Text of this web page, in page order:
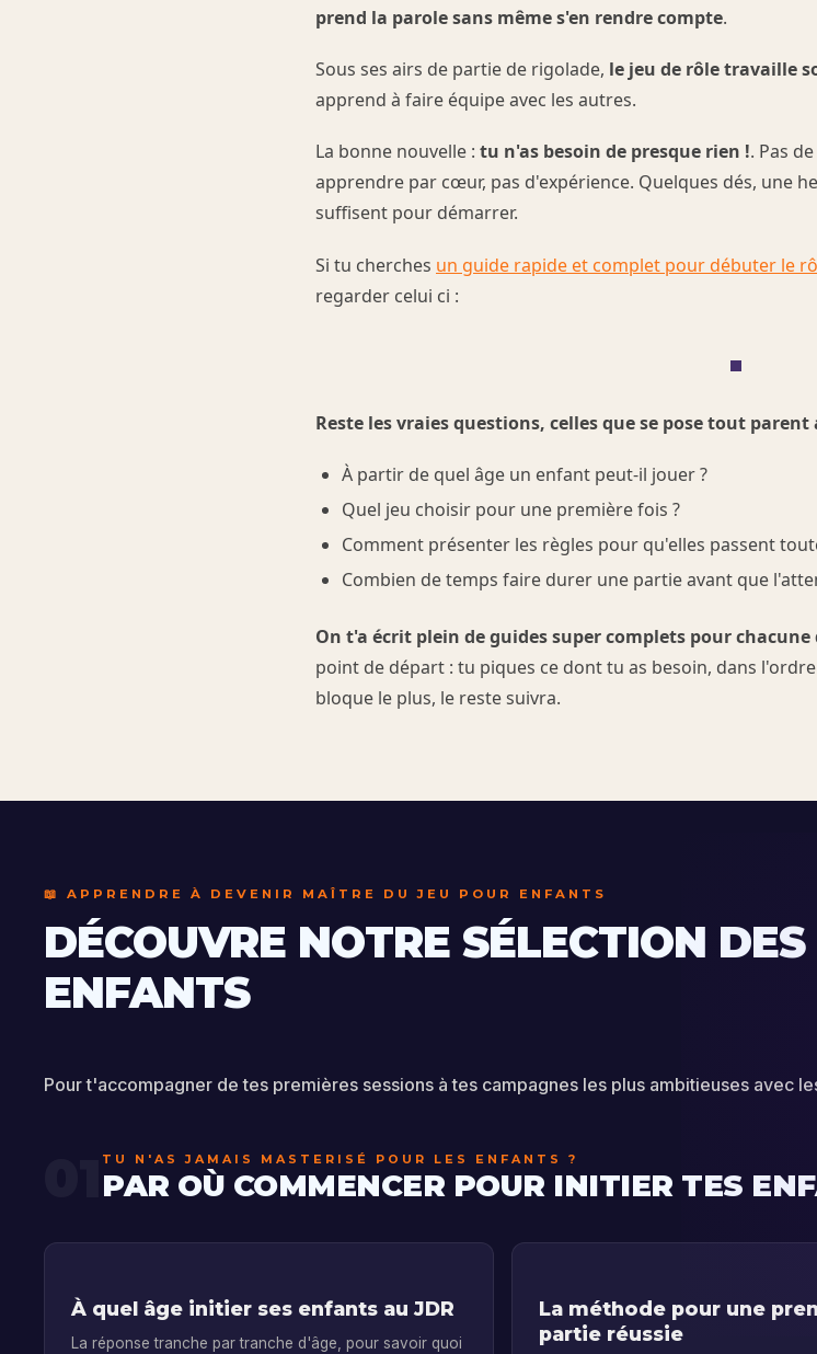
prend la parole sans même s'en rendre compte.
Sous ses airs de partie de rigolade, le jeu de rôle travaille
apprend à faire équipe avec les autres.
La bonne nouvelle : tu n'as besoin de presque rien !. Pas
apprendre par cœur, pas d'expérience. Quelques dés, une
suffisent pour démarrer.
Si tu cherches un guide rapide et complet pour débuter le
regarder celui ci :
Reste les vraies questions, celles que se pose tout
À partir de quel âge un enfant peut-il jouer ?
Quel jeu choisir pour une première fois ?
Comment présenter les règles pour qu'elles passent
Combien de temps faire durer une partie avant que
On t'a écrit plein de guides super complets pour chacune
point de départ : tu piques ce dont tu as besoin, dans
bloque le plus, le reste suivra.
📖 APPRENDRE À DEVENIR MAÎTRE DU JEU POUR ENFANTS
DÉCOUVRE NOTRE SÉLECTION
ENFANTS
Pour t'accompagner de tes premières sessions à tes campagnes les plus ambitieuses avec
TU N'AS JAMAIS MASTERISÉ POUR LES ENFANTS ?
PAR OÙ COMMENCER POUR INITIER TES
À quel âge initier ses enfants au JDR
La réponse tranche par tranche d'âge, pour savoir quoi
La méthode pour une
partie réussie